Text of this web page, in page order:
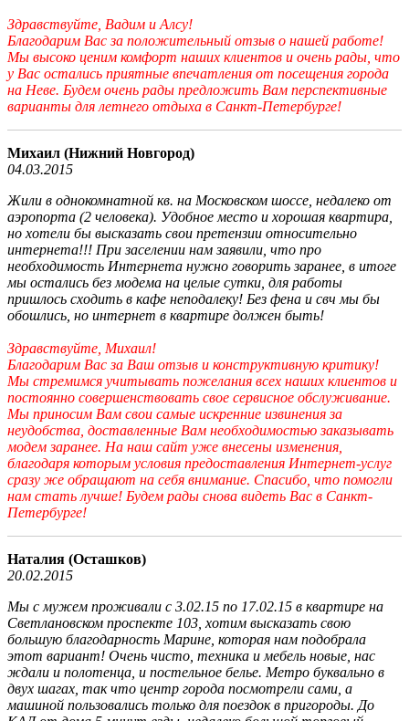
Здравствуйте, Вадим и Алсу!
Благодарим Вас за положительный отзыв о нашей работе!
Мы высоко ценим комфорт наших клиентов и очень рады, что
у Вас остались приятные впечатления от посещения города
на Неве. Будем очень рады предложить Вам перспективные
варианты для летнего отдыха в Санкт-Петербурге!
Михаил (Нижний Новгород)
04.03.2015
Жили в однокомнатной кв. на Московском шоссе, недалеко от
аэропорта (2 человека). Удобное место и хорошая квартира,
но хотели бы высказать свои претензии относительно
интернета!!! При заселении нам заявили, что про
необходимость Интернета нужно говорить заранее, в итоге
мы остались без модема на целые сутки, для работы
пришлось сходить в кафе неподалеку! Без фена и свч мы бы
обошлись, но интернет в квартире должен быть!
Здравствуйте, Михаил!
Благодарим Вас за Ваш отзыв и конструктивную критику!
Мы стремимся учитывать пожелания всех наших клиентов и
постоянно совершенствовать свое сервисное обслуживание.
Мы приносим Вам свои самые искренние извинения за
неудобства, доставленные Вам необходимостью заказывать
модем заранее. На наш сайт уже внесены изменения,
благодаря которым условия предоставления Интернет-услуг
сразу же обращают на себя внимание. Спасибо, что помогли
нам стать лучше! Будем рады снова видеть Вас в Санкт-
Петербурге!
Наталия (Осташков)
20.02.2015
Мы с мужем проживали с 3.02.15 по 17.02.15 в квартире на
Светлановском проспекте 103, хотим высказать свою
большую благодарность Марине, которая нам подобрала
этот вариант! Очень чисто, техника и мебель новые, нас
ждали и полотенца, и постельное белье. Метро буквально в
двух шагах, так что центр города посмотрели сами, а
машиной пользовались только для поездок в пригороды. До